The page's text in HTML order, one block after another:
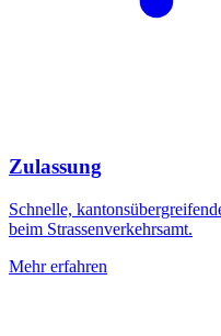
Zulassung
Schnelle,
beim Strassenverkehrsamt.
Mehr erfahren